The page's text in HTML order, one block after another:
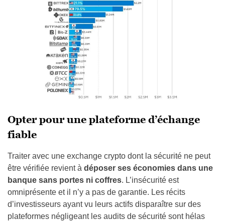
Opter pour une plateforme d’échange
fiable
Traiter avec une exchange crypto dont la sécurité ne peut
être vérifiée revient à déposer ses économies dans une
banque sans portes ni coffres. L’insécurité est
omniprésente et il n’y a pas de garantie. Les récits
d’investisseurs ayant vu leurs actifs disparaître sur des
plateformes négligeant les audits de sécurité sont hélas